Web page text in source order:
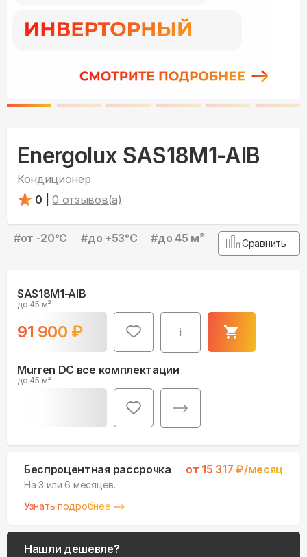
Energolux SAS18M1-AIB
Кондиционер
0
0 отзывов(а)
#от -20°С #до +53°С #до 45 м² Сравнить
SAS18M1-AIB
до 45 м²
91 900 ₽ i
Murren DC все комплектации
до 45 м²
Беспроцентная рассрочка от 15 317 ₽/месяц
На 3 или 6 месяцев.
Узнать подробнее
Нашли дешевле?